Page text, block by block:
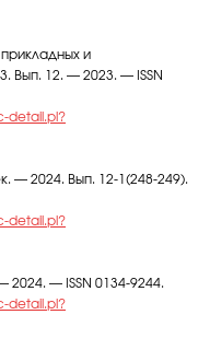
и
Вып. 12. — 2023. — ISSN
detail.pl?
— 2024. Вып. 12-1(248-249).
detail.pl?
— ISSN 0134-9244.
detail.pl?